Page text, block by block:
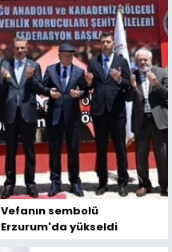
Vefanın sembolü
Erzurum'da yükseldi